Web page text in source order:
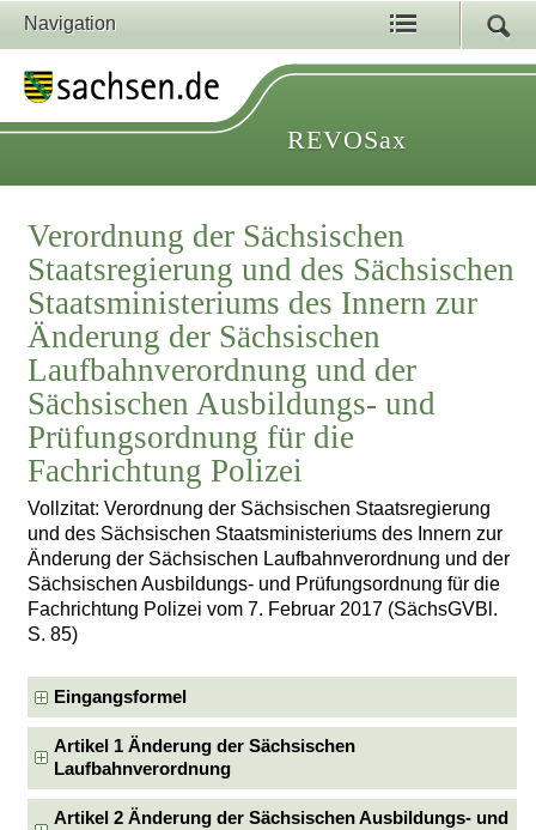
Navigation
REVOSax
Verordnung der Sächsischen
Staatsregierung und des Sächsischen
Staatsministeriums des Innern zur
Änderung der Sächsischen
Laufbahnverordnung und der
Sächsischen Ausbildungs- und
Prüfungsordnung für die
Fachrichtung Polizei
Vollzitat: Verordnung der Sächsischen Staatsregierung
und des Sächsischen Staatsministeriums des Innern zur
Änderung der Sächsischen Laufbahnverordnung und der
Sächsischen Ausbildungs- und Prüfungsordnung für die
Fachrichtung Polizei vom 7. Februar 2017 (SächsGVBl.
S. 85)
Eingangsformel
Artikel 1 Änderung der Sächsischen
Laufbahnverordnung
Artikel 2 Änderung der Sächsischen Ausbildungs- und